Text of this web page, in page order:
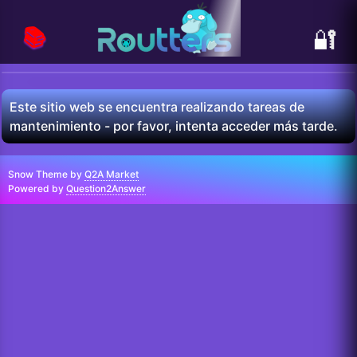
🔐
📚
Este sitio web se encuentra realizando tareas de
mantenimiento - por favor, intenta acceder más tarde.
Snow Theme by Q2A Market
Powered by Question2Answer